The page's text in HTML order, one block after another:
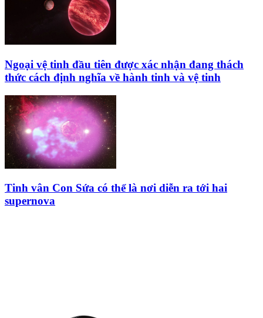
Ngoại vệ tinh đầu tiên được xác nhận đang thách
thức cách định nghĩa về hành tinh và vệ tinh
Tinh vân Con Sứa có thể là nơi diễn ra tới hai
supernova